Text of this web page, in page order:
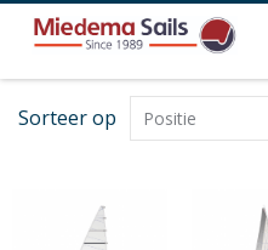
Sorteer op